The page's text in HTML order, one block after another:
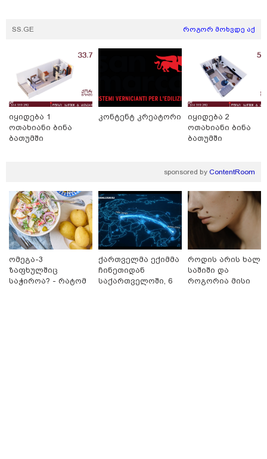
მნიშვნელოვანი ინფორმაცია
11:13 / 05-08-2026
Hisense წარმოგიდგენთ გზავნილს "ინოვაციები
SS.GE როგორ მოხვდე აქ
იყიდება 1
ოთახიანი ბინა
ბათუმში
კონტენტ კრეატორი
იყიდება 2
ოთახიანი ბინა
ბათუმში
sponsored by ContentRoom
ომეგა-3
ზაფხულშიც
საჭიროა? - რატომ
ქართველმა ექიმმა
ჩინეთიდან
საქართველოში, 6
როდის არის ხალი
საშიში და
როგორია მისი